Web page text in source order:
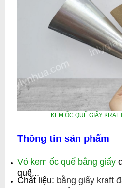
KEM ỐC QUẾ GIẤY
Thông tin sản phẩm
Vỏ kem ốc quế bằng giấy
quế...
Chất liệu: bằng giấy kraft